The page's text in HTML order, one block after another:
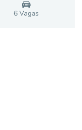
6Vagas